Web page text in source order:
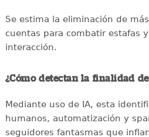
Se estima la eliminación de
cuentas para combatir estafas
interacción.
¿Cómo detectan la finalidad de
Mediante uso de IA, esta
humanos, automatización y
seguidores fantasmas que